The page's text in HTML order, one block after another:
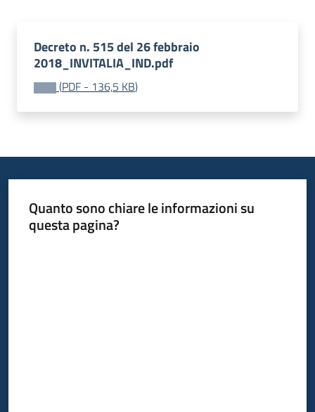
Decreto n. 515 del 26 febbraio
2018_INVITALIA_IND.pdf
(PDF - 136,5 KB)
Quanto sono chiare le informazioni su
questa pagina?